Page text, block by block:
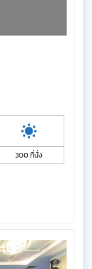
300 ที่นั่ง